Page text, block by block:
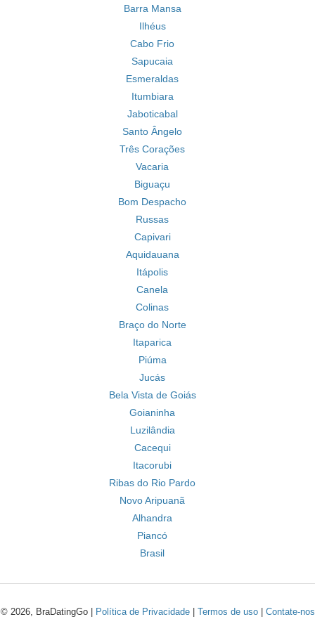
Barra Mansa
Ilhéus
Cabo Frio
Sapucaia
Esmeraldas
Itumbiara
Jaboticabal
Santo Ângelo
Três Corações
Vacaria
Biguaçu
Bom Despacho
Russas
Capivari
Aquidauana
Itápolis
Canela
Colinas
Braço do Norte
Itaparica
Piúma
Jucás
Bela Vista de Goiás
Goianinha
Luzilândia
Cacequi
Itacorubi
Ribas do Rio Pardo
Novo Aripuanã
Alhandra
Piancó
Brasil
© 2026, BraDatingGo | Política de Privacidade| Termos de uso| Contate-nos